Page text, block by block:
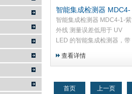
智能集成检测器 MDC4-
1-紫外线 测量误差低
智能集成检测器 MDC4-1-紫
外线 测量误差低用于 UV
LED 的智能集成检测器，带
查看详情
首页 上一页